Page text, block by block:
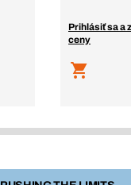
Prihlásiť sa a
ceny